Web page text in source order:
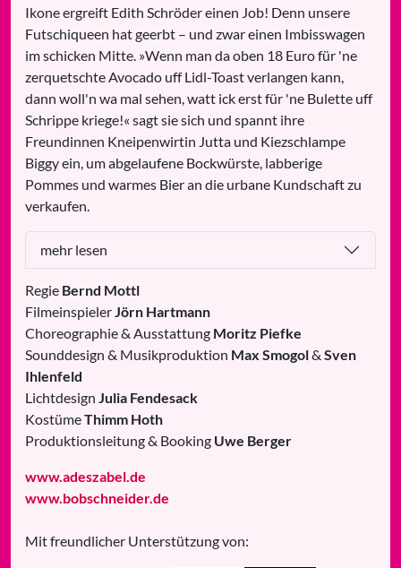
Ikone ergreift Edith Schröder einen Job! Denn unsere
Futschiqueen hat geerbt – und zwar einen Imbisswagen
im schicken Mitte. »Wenn man da oben 18 Euro für 'ne
zerquetschte Avocado uff Lidl-Toast verlangen kann,
dann woll'n wa mal sehen, watt ick erst für 'ne Bulette uff
Schrippe kriege!« sagt sie sich und spannt ihre
Freundinnen Kneipenwirtin Jutta und Kiezschlampe
Biggy ein, um abgelaufene Bockwürste, labberige
Pommes und warmes Bier an die urbane Kundschaft zu
verkaufen.
mehr lesen
Regie Bernd Mottl
FilmeinspielerJörn Hartmann
Choreographie & Ausstattung Moritz Piefke
Sounddesign & Musikproduktion Max Smogol& Sven
Ihlenfeld
Lichtdesign Julia Fendesack
KostümeThimm Hoth
Produktionsleitung & Booking Uwe Berger
www.adeszabel.de
www.bobschneider.de
Mit freundlicher Unterstützung von: